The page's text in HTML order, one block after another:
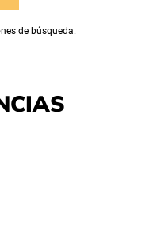
de búsqueda.